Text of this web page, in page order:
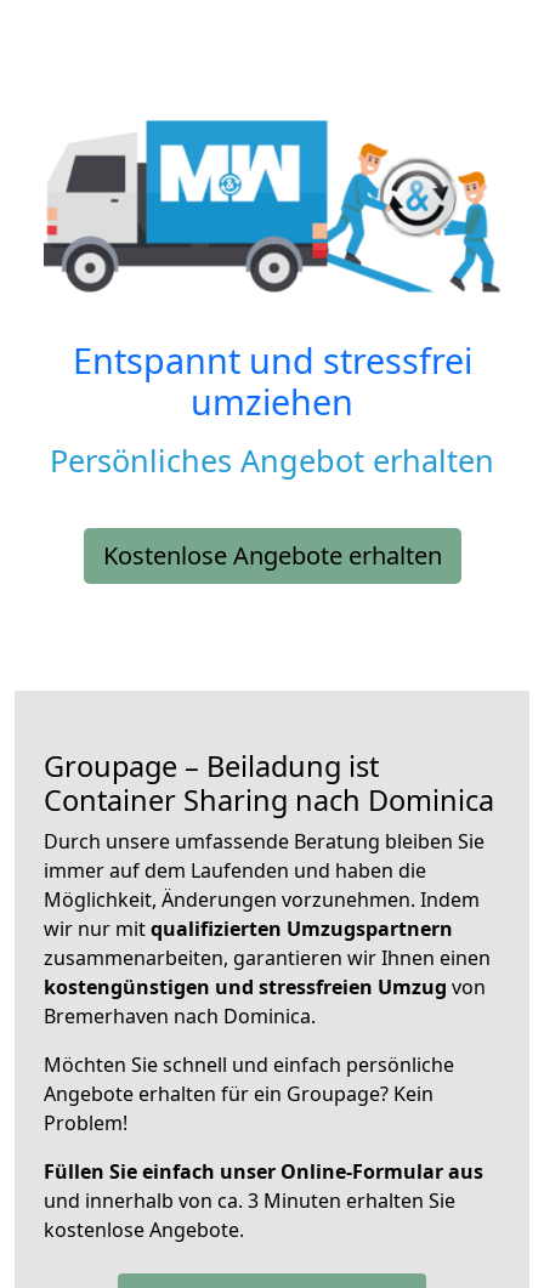
Entspannt und stressfrei
umziehen
Persönliches Angebot erhalten
Kostenlose Angebote erhalten
Groupage – Beiladung ist
Container Sharing nach Dominica
Durch unsere umfassende Beratung bleiben Sie
immer auf dem Laufenden und haben die
Möglichkeit, Änderungen vorzunehmen. Indem
wir nur mitqualifizierten Umzugspartnern
zusammenarbeiten, garantieren wir Ihnen einen
kostengünstigen und stressfreien Umzug von
Bremerhaven nach Dominica.
Möchten Sie schnell und einfach persönliche
Angebote erhalten für ein Groupage? Kein
Problem!
Füllen Sie einfach unser Online-Formular aus
und innerhalb von ca. 3 Minuten erhalten Sie
kostenlose Angebote.